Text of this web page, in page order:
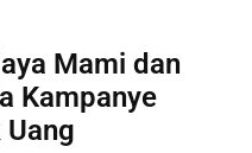
Mami dan
Kampanye